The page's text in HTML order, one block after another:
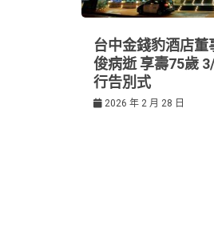
台中金錢豹酒店董
俊病逝 享壽75歲
行告別式
2026 年 2 月 28 日